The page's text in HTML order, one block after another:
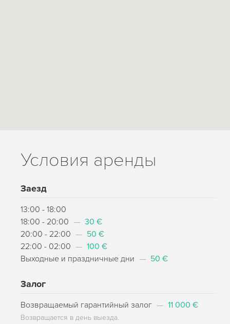
Условия аренды
Заезд
13:00 - 18:00
18:00 - 20:00 — 30 €
20:00 - 22:00 — 50 €
22:00 - 02:00 — 100 €
Выходные и праздничные дни — 50 €
Залог
Возвращаемый гарантийный залог — 11 000 €
Возвращается в день выезда.